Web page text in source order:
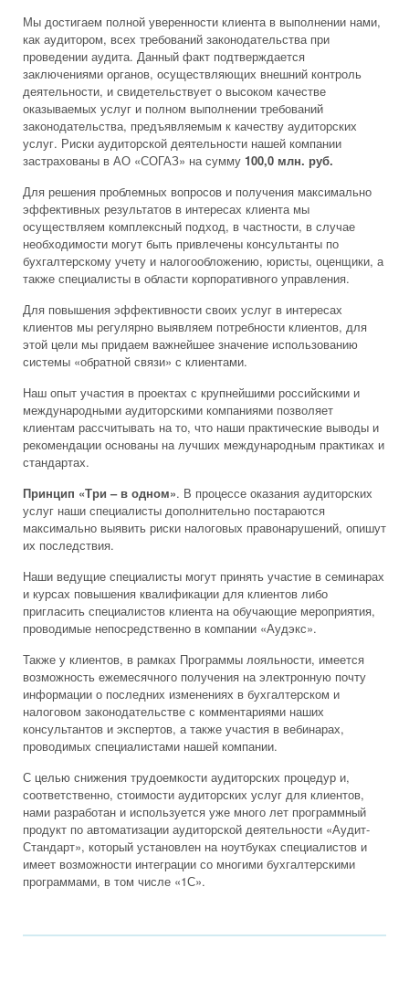
Мы достигаем полной уверенности клиента в выполнении нами,
как аудитором, всех требований законодательства при
проведении аудита. Данный факт подтверждается
заключениями органов, осуществляющих внешний контроль
деятельности, и свидетельствует о высоком качестве
оказываемых услуг и полном выполнении требований
законодательства, предъявляемым к качеству аудиторских
услуг. Риски аудиторской деятельности нашей компании
застрахованы в АО «СОГАЗ» на сумму 100,0 млн. руб.
Для решения проблемных вопросов и получения максимально
эффективных результатов в интересах клиента мы
осуществляем комплексный подход, в частности, в случае
необходимости могут быть привлечены консультанты по
бухгалтерскому учету и налогообложению, юристы, оценщики, а
также специалисты в области корпоративного управления.
Для повышения эффективности своих услуг в интересах
клиентов мы регулярно выявляем потребности клиентов, для
этой цели мы придаем важнейшее значение использованию
системы «обратной связи» с клиентами.
Наш опыт участия в проектах с крупнейшими российскими и
международными аудиторскими компаниями позволяет
клиентам рассчитывать на то, что наши практические выводы и
рекомендации основаны на лучших международным практиках и
стандартах.
Принцип «Три – в одном». В процессе оказания аудиторских
услуг наши специалисты дополнительно постараются
максимально выявить риски налоговых правонарушений, опишут
их последствия.
Наши ведущие специалисты могут принять участие в семинарах
и курсах повышения квалификации для клиентов либо
пригласить специалистов клиента на обучающие мероприятия,
проводимые непосредственно в компании «Аудэкс».
Также у клиентов, в рамках Программы лояльности, имеется
возможность ежемесячного получения на электронную почту
информации о последних изменениях в бухгалтерском и
налоговом законодательстве с комментариями наших
консультантов и экспертов, а также участия в вебинарах,
проводимых специалистами нашей компании.
С целью снижения трудоемкости аудиторских процедур и,
соответственно, стоимости аудиторских услуг для клиентов,
нами разработан и используется уже много лет программный
продукт по автоматизации аудиторской деятельности «Аудит-
Стандарт», который установлен на ноутбуках специалистов и
имеет возможности интеграции со многими бухгалтерскими
программами, в том числе «1С».